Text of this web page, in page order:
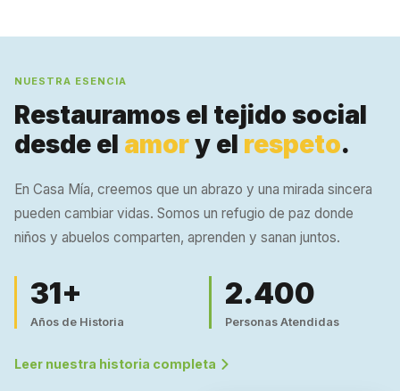
NUESTRA ESENCIA
Restauramos el tejido social
desde el amory el respeto.
En Casa Mía, creemos que un abrazo y una mirada sincera
pueden cambiar vidas. Somos un refugio de paz donde
niños y abuelos comparten, aprenden y sanan juntos.
31+
Años de Historia
2.400
Personas Atendidas
Leer nuestra historia completa